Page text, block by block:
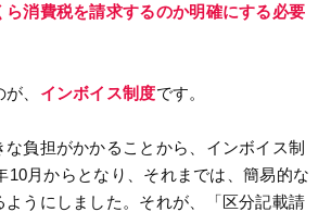
ら消費税を請求するのか明確にする必要
、 インボイス制度です。
負担がかかることから、インボイス制
10月からとなり、それまでは、簡易的な
うにしました。それが、「区分記載請